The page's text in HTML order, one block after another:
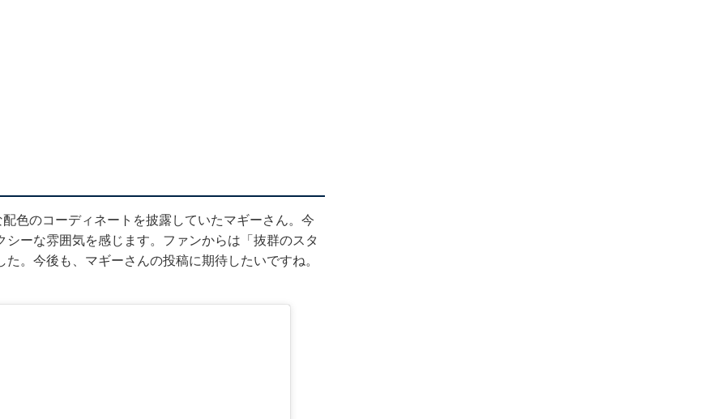
色のコーディネート を披露していたマギーさん。今
ーな雰囲気を感じます。ファンからは「抜群のスタ
。今後も、マギーさんの投稿に期待したいですね。